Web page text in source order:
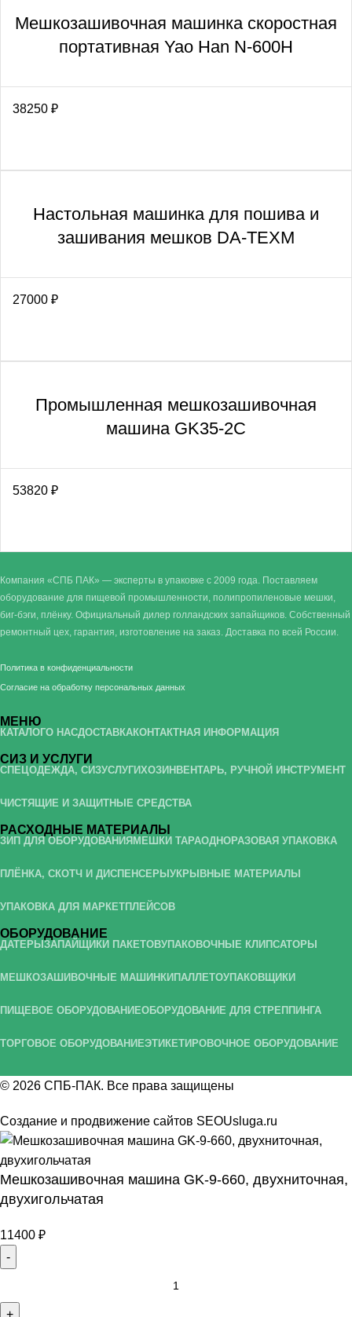
Мешкозашивочная машинка скоростная
портативная Yao Han N-600H
38250 ₽
Настольная машинка для пошива и
зашивания мешков DA-TEXM
27000 ₽
Промышленная мешкозашивочная
машина GK35-2С
53820 ₽
Компания «СПБ ПАК» — эксперты в упаковке с 2009 года. Поставляем
оборудование для пищевой промышленности, полипропиленовые мешки,
биг-бэги, плёнку. Официальный дилер голландских запайщиков. Собственный
ремонтный цех, гарантия, изготовление на заказ. Доставка по всей России.
Политика в конфиденциальности
Согласие на обработку персональных данных
МЕНЮ
КАТАЛОГО НАСДОСТАВКАКОНТАКТНАЯ ИНФОРМАЦИЯ
СИЗ И УСЛУГИ
СПЕЦОДЕЖДА, СИЗУСЛУГИХОЗИНВЕНТАРЬ, РУЧНОЙ ИНСТРУМЕНТ
ЧИСТЯЩИЕ И ЗАЩИТНЫЕ СРЕДСТВА
РАСХОДНЫЕ МАТЕРИАЛЫ
ЗИП ДЛЯ ОБОРУДОВАНИЯ МЕШКИ ТАРАОДНОРАЗОВАЯ УПАКОВКА
ПЛЁНКА, СКОТЧ И ДИСПЕНСЕРЫ УКРЫВНЫЕ МАТЕРИАЛЫ
УПАКОВКА ДЛЯ МАРКЕТПЛЕЙСОВ
ОБОРУДОВАНИЕ
ДАТЕРЫ ЗАПАЙЩИКИ ПАКЕТОВУПАКОВОЧНЫЕ КЛИПСАТОРЫ
МЕШКОЗАШИВОЧНЫЕ МАШИНКИ ПАЛЛЕТОУПАКОВЩИКИ
ПИЩЕВОЕ ОБОРУДОВАНИЕОБОРУДОВАНИЕ ДЛЯ СТРЕППИНГА
ТОРГОВОЕ ОБОРУДОВАНИЕЭТИКЕТИРОВОЧНОЕ ОБОРУДОВАНИЕ
© 2026 СПБ-ПАК. Все права защищены
Создание и продвижение сайтов SEOUsluga.ru
Мешкозашивочная машина GK-9-660, двухниточная,
двухигольчатая
11400 ₽